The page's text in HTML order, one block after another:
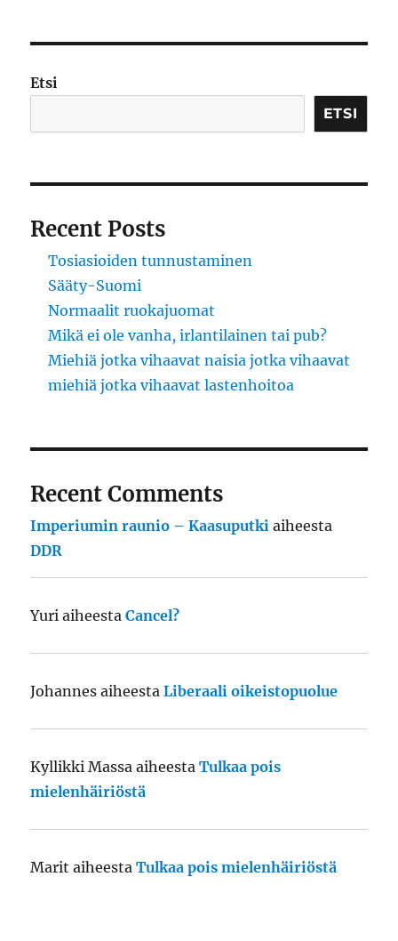
Etsi
ETSI
Recent Posts
Tosiasioiden tunnustaminen
Sääty-Suomi
Normaalit ruokajuomat
Mikä ei ole vanha, irlantilainen tai pub?
Miehiä jotka vihaavat naisia jotka vihaavat
miehiä jotka vihaavat lastenhoitoa
Recent Comments
Imperiumin raunio – Kaasuputki aiheesta
DDR
Yuri aiheestaCancel?
Johannes aiheestaLiberaali oikeistopuolue
Kyllikki Massa aiheestaTulkaa pois
mielenhäiriöstä
Marit aiheestaTulkaa pois mielenhäiriöstä